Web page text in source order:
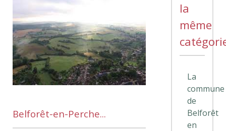
Belforêt-en-Perche...
la
même
La
commune
de
Belforêt
en